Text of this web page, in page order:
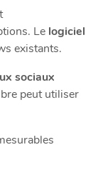
Le logiciel
existants.
sociaux
peut utiliser